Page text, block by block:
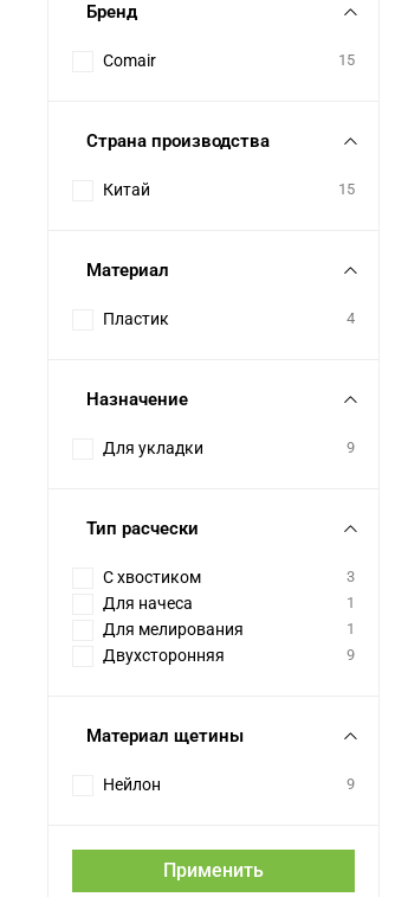
Бренд
Comair 15
Страна производства
Китай 15
Материал
Пластик 4
Назначение
Для укладки 9
Тип расчески
С хвостиком 3
Для начеса 1
Для мелирования 1
Двухсторонняя 9
Материал щетины
Нейлон 9
Применить